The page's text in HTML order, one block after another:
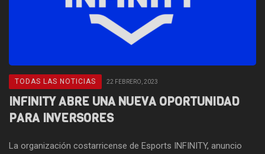
TODAS LAS NOTICIAS 22 FEBRERO, 2023
INFINITY ABRE UNA NUEVA OPORTUNIDAD
PARA INVERSORES
La organización costarricense de Esports INFINITY, anuncio